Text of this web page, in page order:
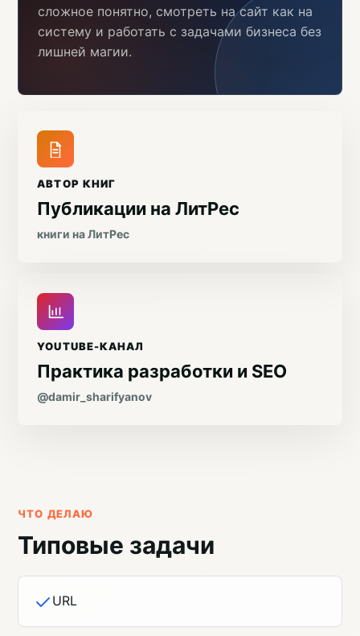
сложное понятно, смотреть на сайт как на
систему и работать с задачами бизнеса без
лишней магии.
АВТОР КНИГ
Публикации на ЛитРес
книги на ЛитРес
YOUTUBE-КАНАЛ
Практика разработки и SEO
@damir_sharifyanov
ЧТО ДЕЛАЮ
Типовые задачи
URL